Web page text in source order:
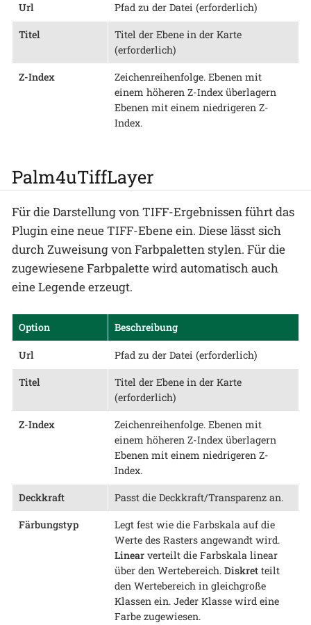
Url Pfad zu der Datei (erforderlich)
Titel
Titel der Ebene in der Karte
(erforderlich)
Z-Index
Zeichenreihenfolge. Ebenen mit
einem höheren Z-Index überlagern
Ebenen mit einem niedrigeren Z-
Index.
Palm4uTiffLayer
Für die Darstellung von TIFF-Ergebnissen führt das
Plugin eine neue TIFF-Ebene ein. Diese lässt sich
durch Zuweisung von Farbpaletten stylen. Für die
zugewiesene Farbpalette wird automatisch auch
eine Legende erzeugt.
Option Beschreibung
Url Pfad zu der Datei (erforderlich)
Titel
Titel der Ebene in der Karte
(erforderlich)
Z-Index
Zeichenreihenfolge. Ebenen mit
einem höheren Z-Index überlagern
Ebenen mit einem niedrigeren Z-
Index.
Deckkraft Passt die Deckkraft/Transparenz an.
Färbungstyp
Legt fest wie die Farbskala auf die
Werte des Rasters angewandt wird.
Linearverteilt die Farbskala linear
über den Wertebereich. Diskretteilt
den Wertebereich in gleichgroße
Klassen ein. Jeder Klasse wird eine
Farbe zugewiesen.